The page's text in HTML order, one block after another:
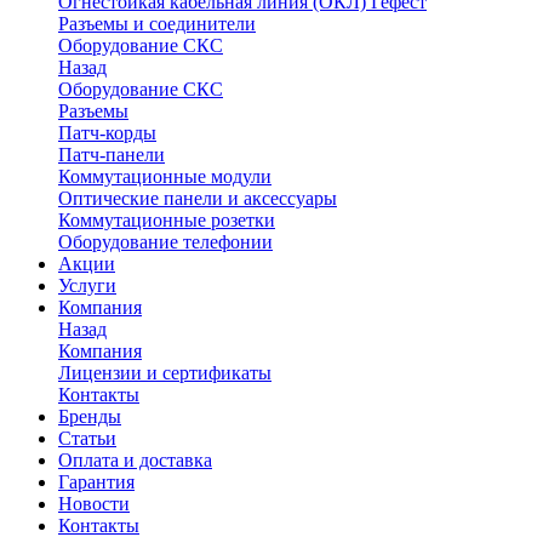
Разъемы и соединители
Оборудование СКС
Назад
Оборудование СКС
Разъемы
Патч-корды
Патч-панели
Коммутационные модули
Оптические панели и аксессуары
Коммутационные розетки
Оборудование телефонии
Акции
Услуги
Компания
Назад
Компания
Лицензии и сертификаты
Контакты
Бренды
Статьи
Оплата и доставка
Гарантия
Новости
Контакты